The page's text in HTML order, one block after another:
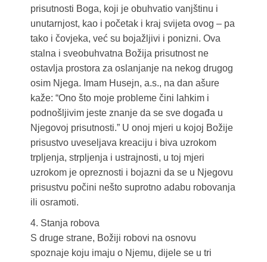
prisutnosti Boga, koji je obuhvatio vanjštinu i
unutarnjost, kao i početak i kraj svijeta ovog – pa
tako i čovjeka, već su bojažljivi i ponizni. Ova
stalna i sveobuhvatna Božija prisutnost ne
ostavlja prostora za oslanjanje na nekog drugog
osim Njega. Imam Husejn, a.s., na dan ašure
kaže: “Ono što moje probleme čini lahkim i
podnošljivim jeste znanje da se sve događa u
Njegovoj prisutnosti.” U onoj mjeri u kojoj Božije
prisustvo uveseljava kreaciju i biva uzrokom
trpljenja, strpljenja i ustrajnosti, u toj mjeri
uzrokom je opreznosti i bojazni da se u Njegovu
prisustvu počini nešto suprotno adabu robovanja
ili osramoti.
4. Stanja robova
S druge strane, Božiji robovi na osnovu
spoznaje koju imaju o Njemu, dijele se u tri